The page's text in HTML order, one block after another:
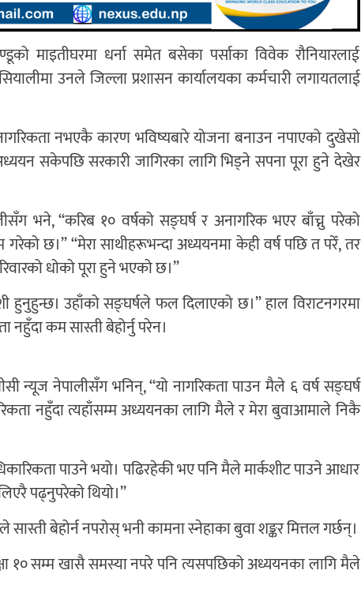
माइतीघरमा धर्ना समेत बसेका पर्साका विवेक रौनियारलाई
उनले जिल्ला प्रशासन कार्यालयका कर्मचारी लगायतलाई
नभएकै कारण भविष्यबारे योजना बनाउन नपाएको दुखेसो
सकेपछि सरकारी जागिरका लागि भिड्ने सपना पूरा हुने देखेर
भने, “करिब १० वर्षको सङ्घर्ष र अनागरिक भएर बाँच्नु परेको
छ।” “मेरा साथीहरूभन्दा अध्ययनमा केही वर्ष पछि त परेँ, तर
धोको पूरा हुने भएको छ।”
उहाँको सङ्घर्षले फल दिलाएको छ।” हाल विराटनगरमा
नहुँदा कम सास्ती बेहोर्नु परेन।
न्यूज नेपालीसँग भनिन्, “यो नागरिकता पाउन मैले ६ वर्ष सङ्घर्ष
नहुँदा त्यहाँसम्म अध्ययनका लागि मैले र मेरा बुवाआमाले निकै
पाउने भयो। पढिरहेकी भए पनि मैले मार्कशीट पाउने आधार
पढ्नुपरेको थियो।”
बेहोर्न नपरोस् भनी कामना स्नेहाका बुवा शङ्कर मित्तल गर्छन्।
१० सम्म खासै समस्या नपरे पनि त्यसपछिको अध्ययनका लागि मैले